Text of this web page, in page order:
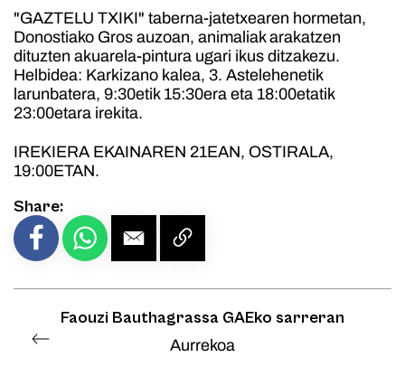
"GAZTELU TXIKI" taberna-jatetxearen hormetan,
Donostiako Gros auzoan, animaliak arakatzen
dituzten akuarela-pintura ugari ikus ditzakezu.
Helbidea: Karkizano kalea, 3. Astelehenetik
larunbatera, 9:30etik 15:30era eta 18:00etatik
23:00etara irekita.
IREKIERA EKAINAREN 21EAN, OSTIRALA,
19:00ETAN.
Share:
Faouzi Bauthagrassa GAEko sarreran
Aurrekoa